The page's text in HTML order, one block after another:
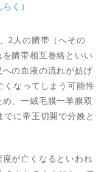
く）
2人の臍帯（へその
臍帯相互巻絡といい
の血液の流れが妨げ
くなってしまう可能性
、一絨毛膜一羊膜双
に帝王切開で分娩と
が亡くなるといわれ